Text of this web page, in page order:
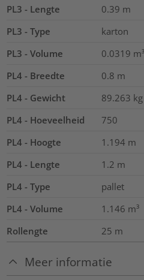
PL3 - Lengte
0.39 m
PL3 - Type
karton
PL3 - Volume
0.0319 m³
PL4 - Breedte
0.8 m
PL4 - Gewicht
89.263 kg
PL4 - Hoeveelheid
750
PL4 - Hoogte
1.194 m
PL4 - Lengte
1.2 m
PL4 - Type
pallet
PL4 - Volume
1.146 m³
Rollengte
25 m
Meer informatie